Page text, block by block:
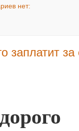
нет:
заплатит